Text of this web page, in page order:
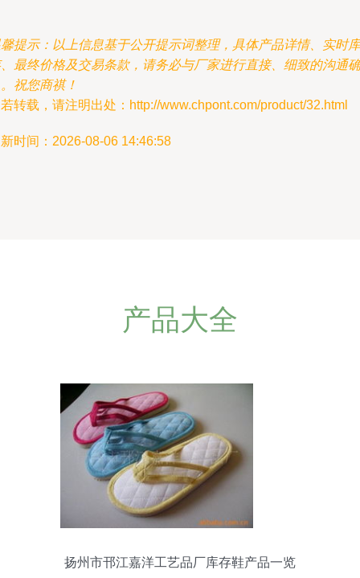
提示：以上信息基于公开提示词整理，具体产品详情、实时库
最终价格及交易条款，请务必与厂家进行直接、细致的沟通确
祝您商祺！
转载，请注明出处：http://www.chpont.com/product/32.html
时间：2026-08-06 14:46:58
产品大全
扬州市邗江嘉洋工艺品厂库存鞋产品一览